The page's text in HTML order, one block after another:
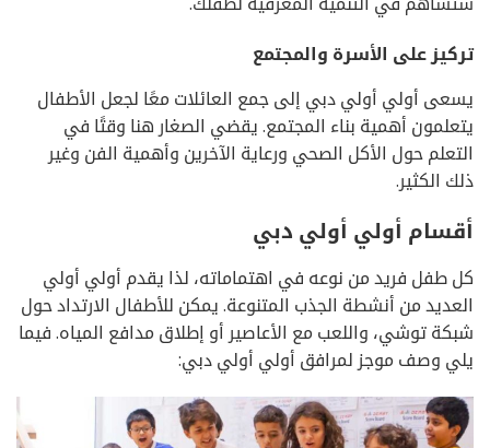
تركيز على الأسرة والمجتمع
يسعى أولي أولي دبي إلى جمع العائلات معًا لجعل الأطفال
يتعلمون أهمية بناء المجتمع. يقضي الصغار هنا وقتًا في
التعلم حول الأكل الصحي ورعاية الآخرين وأهمية الفن وغير
ذلك الكثير.
أقسام أولي أولي دبي
كل طفل فريد من نوعه في اهتماماته، لذا يقدم أولي أولي
العديد من أنشطة الجذب المتنوعة. يمكن للأطفال الارتداد حول
شبكة توشي، واللعب مع الأعاصير أو إطلاق مدافع المياه. فيما
يلي وصف موجز لمرافق أولي أولي دبي: